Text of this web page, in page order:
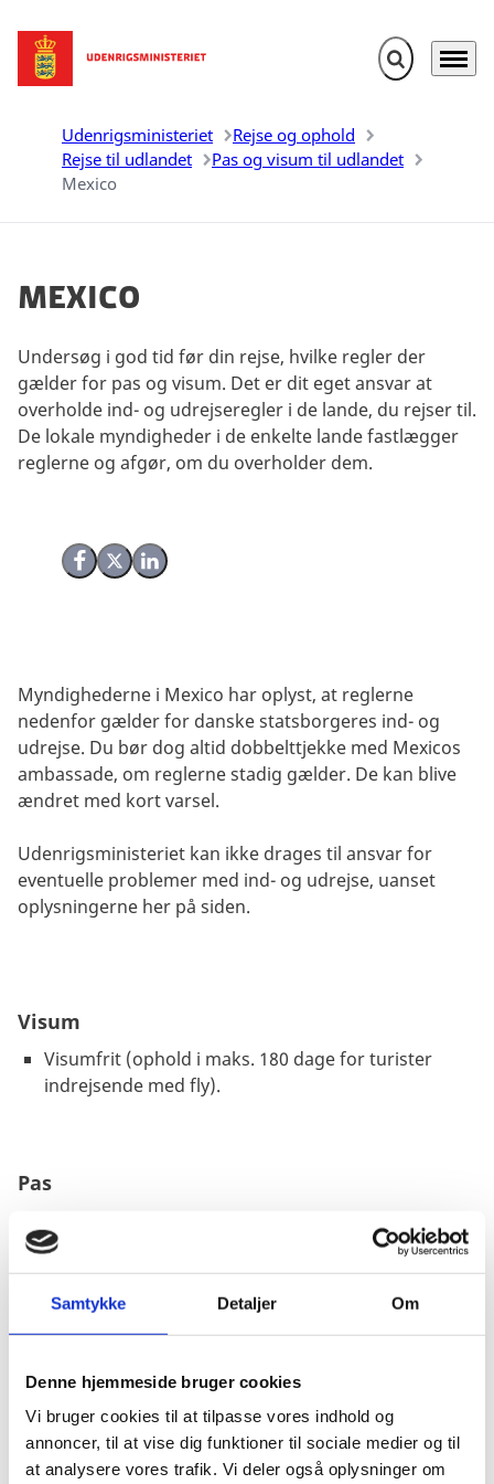
Samtykke Detaljer Om
Denne hjemmeside bruger cookies
Vi bruger cookies til at tilpasse vores indhold og
annoncer, til at vise dig funktioner til sociale medier og til
at analysere vores trafik. Vi deler også oplysninger om
Gå til forsiden Fold søgefelt
Menu
Udenrigsministeriet
Rejse og ophold
Rejse til udlandet
Pas og visum til udlandet
Mexico
Mexico
Del på Facebook
Del på X (Twitter)
Del på LinkedIn
Undersøg i god tid før din rejse, hvilke regler der
gælder for pas og visum. Det er dit eget ansvar at
overholde ind- og udrejseregler i de lande, du rejser til.
De lokale myndigheder i de enkelte lande fastlægger
reglerne og afgør, om du overholder dem.
Myndighederne i Mexico har oplyst, at reglerne
nedenfor gælder for danske statsborgeres ind- og
udrejse. Du bør dog altid dobbelttjekke med Mexicos
ambassade, om reglerne stadig gælder. De kan blive
ændret med kort varsel.
Udenrigsministeriet kan ikke drages til ansvar for
eventuelle problemer med ind- og udrejse, uanset
oplysningerne her på siden.
Visum
Visumfrit (ophold i maks. 180 dage for turister
indrejsende med fly).
Pas
Passet må ikke være beskadiget.
Danske forlængede pas anerkendes ved ind- og
udrejse.
Danske nødpas (provisoriske pas) anerkendes ved
nødpasset skal være gyldigt i minimum 6 måneder
ud over opholdets varighed. Hvis du har fået passet
i Mexico som erstatning for et mistet pas, skal du
vise en politirapport, når du forlader landet.